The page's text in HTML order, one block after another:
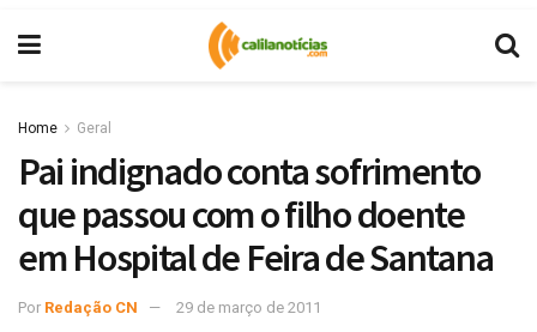
Home Geral
Pai indignado conta sofrimento
que passou com o filho doente
em Hospital de Feira de Santana
Por Redação CN 29 de março de 2011